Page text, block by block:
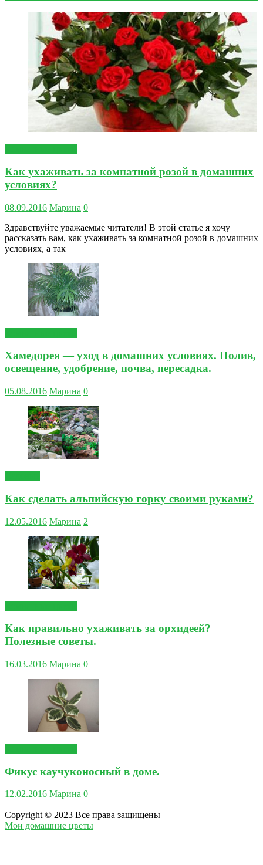
Как ухаживать за комнатной розой в домашних
условиях?
08.09.2016 Марина 0
Здравствуйте уважаемые читатели! В этой статье я хочу
рассказать вам, как ухаживать за комнатной розой в домашних
условиях, а так
Хамедорея — уход в домашних условиях. Полив,
освещение, удобрение, почва, пересадка.
05.08.2016 Марина 0
Как сделать альпийскую горку своими руками?
12.05.2016 Марина 2
Как правильно ухаживать за орхидеей?
Полезные советы.
16.03.2016 Марина 0
Фикус каучуконосный в доме.
12.02.2016 Марина 0
Copyright © 2023 Все права защищены
Мои домашние цветы